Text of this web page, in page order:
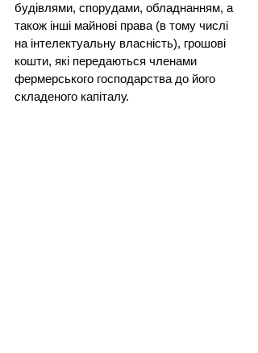
будівлями, спорудами, обладнанням, а
також інші майнові права (в тому числі
на інтелектуальну власність), грошові
кошти, які передаються членами
фермерського господарства до його
складеного капіталу.